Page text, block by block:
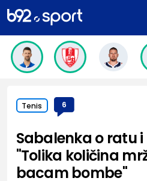
Tenis 6
Sabalenka o ratu
"Tolika količina
bacam bombe"